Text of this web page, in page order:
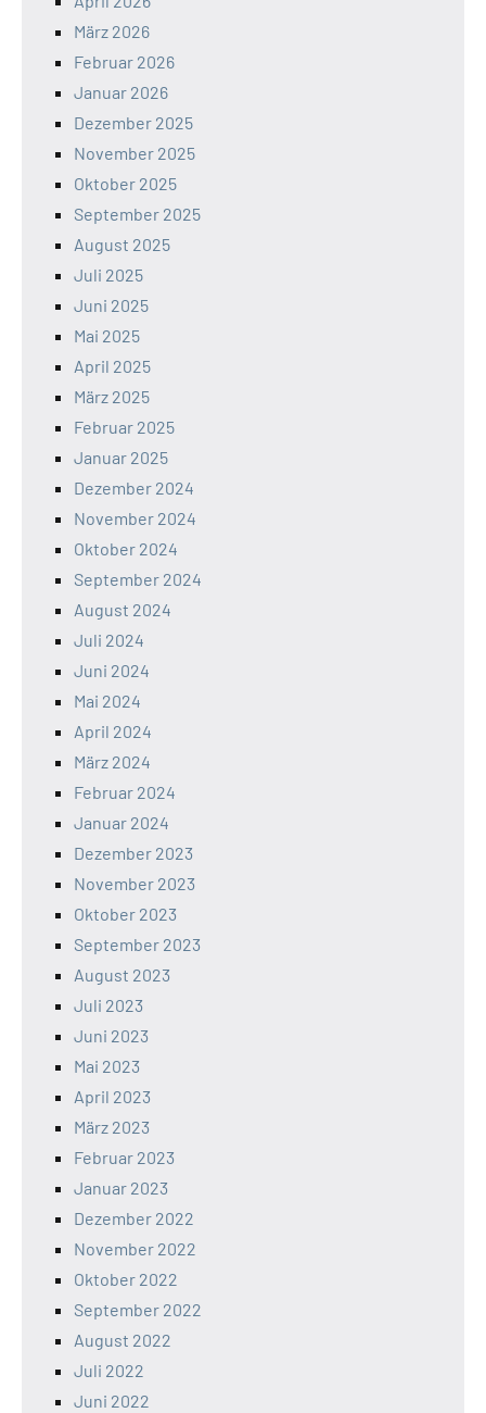
März 2026
Februar 2026
Januar 2026
Dezember 2025
November 2025
Oktober 2025
September 2025
August 2025
Juli 2025
Juni 2025
Mai 2025
April 2025
März 2025
Februar 2025
Januar 2025
Dezember 2024
November 2024
Oktober 2024
September 2024
August 2024
Juli 2024
Juni 2024
Mai 2024
April 2024
März 2024
Februar 2024
Januar 2024
Dezember 2023
November 2023
Oktober 2023
September 2023
August 2023
Juli 2023
Juni 2023
Mai 2023
April 2023
März 2023
Februar 2023
Januar 2023
Dezember 2022
November 2022
Oktober 2022
September 2022
August 2022
Juli 2022
Juni 2022